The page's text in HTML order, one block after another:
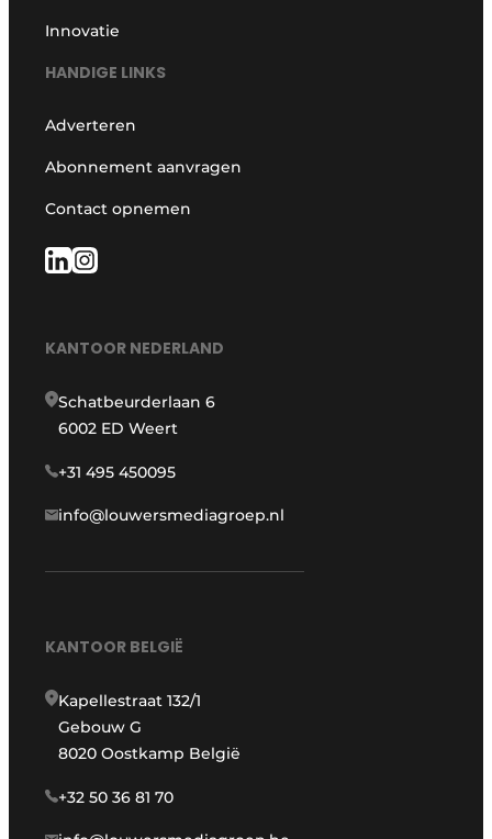
Innovatie
HANDIGE LINKS
Adverteren
Abonnement aanvragen
Contact opnemen
KANTOOR NEDERLAND
Schatbeurderlaan 6
6002 ED Weert
+31 495 450095
info@louwersmediagroep.nl
KANTOOR BELGIË
Kapellestraat 132/1
Gebouw G
8020 Oostkamp België
+32 50 36 81 70